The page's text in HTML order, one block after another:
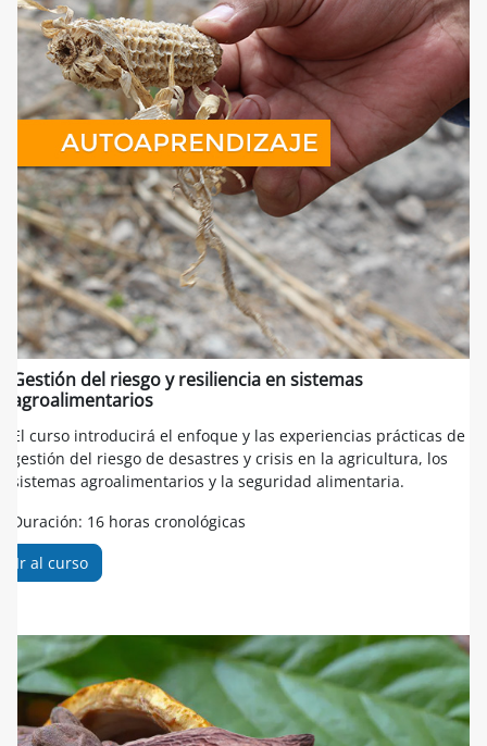
Gestión del riesgo y resiliencia en sistemas
agroalimentarios
El curso introducirá el enfoque y las experiencias prácticas de
gestión del riesgo de desastres y crisis en la agricultura, los
sistemas agroalimentarios y la seguridad alimentaria.
Duración: 16 horas cronológicas
Ir al curso